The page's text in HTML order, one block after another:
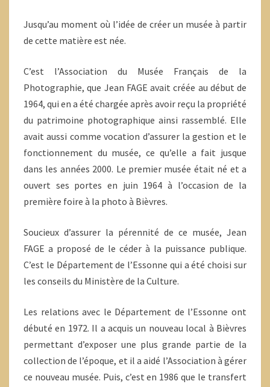
Jusqu’au moment où l’idée de créer un musée à partir
de cette matière est née.
C’est l’Association du Musée Français de la
Photographie, que Jean FAGE avait créée au début de
1964, qui en a été chargée après avoir reçu la propriété
du patrimoine photographique ainsi rassemblé. Elle
avait aussi comme vocation d’assurer la gestion et le
fonctionnement du musée, ce qu’elle a fait jusque
dans les années 2000. Le premier musée était né et a
ouvert ses portes en juin 1964 à l’occasion de la
première foire à la photo à Bièvres.
Soucieux d’assurer la pérennité de ce musée, Jean
FAGE a proposé de le céder à la puissance publique.
C’est le Département de l’Essonne qui a été choisi sur
les conseils du Ministère de la Culture.
Les relations avec le Département de l’Essonne ont
débuté en 1972. Il a acquis un nouveau local à Bièvres
permettant d’exposer une plus grande partie de la
collection de l’époque, et il a aidé l’Association à gérer
ce nouveau musée. Puis, c’est en 1986 que le transfert